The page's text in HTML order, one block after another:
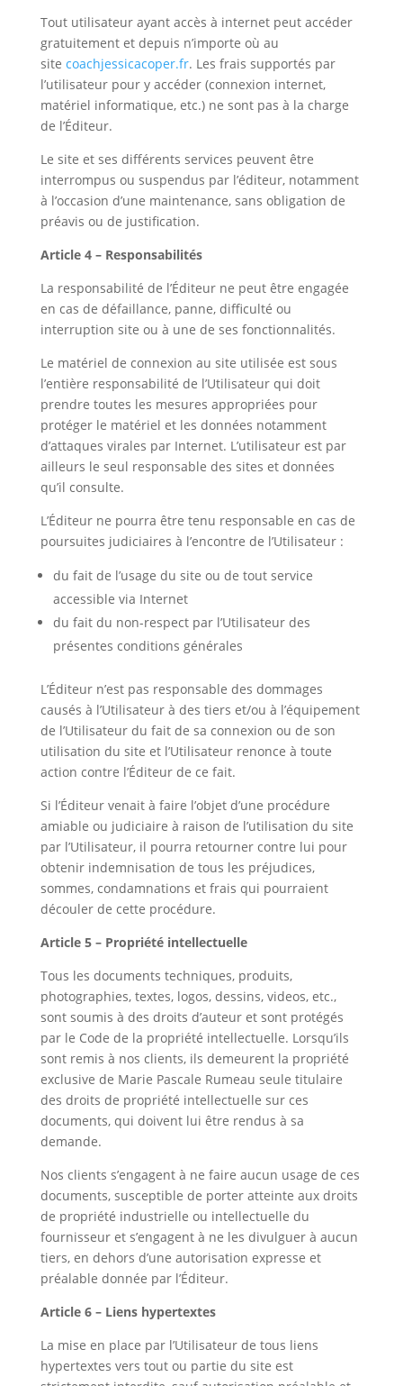
Tout utilisateur ayant accès à internet peut accéder
gratuitement et depuis n’importe où au
site coachjessicacoper.fr. Les frais supportés par
l’utilisateur pour y accéder (connexion internet,
matériel informatique, etc.) ne sont pas à la charge
de l’Éditeur.
Le site et ses différents services peuvent être
interrompus ou suspendus par l’éditeur, notamment
à l’occasion d’une maintenance, sans obligation de
préavis ou de justification.
Article 4 – Responsabilités
La responsabilité de l’Éditeur ne peut être engagée
en cas de défaillance, panne, difficulté ou
interruption site ou à une de ses fonctionnalités.
Le matériel de connexion au site utilisée est sous
l’entière responsabilité de l’Utilisateur qui doit
prendre toutes les mesures appropriées pour
protéger le matériel et les données notamment
d’attaques virales par Internet. L’utilisateur est par
ailleurs le seul responsable des sites et données
qu’il consulte.
L’Éditeur ne pourra être tenu responsable en cas de
poursuites judiciaires à l’encontre de l’Utilisateur :
du fait de l’usage du site ou de tout service
accessible via Internet
du fait du non-respect par l’Utilisateur des
présentes conditions générales
L’Éditeur n’est pas responsable des dommages
causés à l’Utilisateur à des tiers et/ou à l’équipement
de l’Utilisateur du fait de sa connexion ou de son
utilisation du site et l’Utilisateur renonce à toute
action contre l’Éditeur de ce fait.
Si l’Éditeur venait à faire l’objet d’une procédure
amiable ou judiciaire à raison de l’utilisation du site
par l’Utilisateur, il pourra retourner contre lui pour
obtenir indemnisation de tous les préjudices,
sommes, condamnations et frais qui pourraient
découler de cette procédure.
Article 5 – Propriété intellectuelle
Tous les documents techniques, produits,
photographies, textes, logos, dessins, videos, etc.,
sont soumis à des droits d’auteur et sont protégés
par le Code de la propriété intellectuelle. Lorsqu’ils
sont remis à nos clients, ils demeurent la propriété
exclusive de Marie Pascale Rumeau seule titulaire
des droits de propriété intellectuelle sur ces
documents, qui doivent lui être rendus à sa
demande.
Nos clients s’engagent à ne faire aucun usage de ces
documents, susceptible de porter atteinte aux droits
de propriété industrielle ou intellectuelle du
fournisseur et s’engagent à ne les divulguer à aucun
tiers, en dehors d’une autorisation expresse et
préalable donnée par l’Éditeur.
Article 6 – Liens hypertextes
La mise en place par l’Utilisateur de tous liens
hypertextes vers tout ou partie du site est